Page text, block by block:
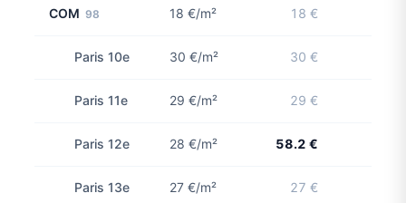
COM 98 18 €/m² 18 €
Paris 10e 30 €/m² 30 €
Paris 11e 29 €/m² 29 €
Paris 12e 28 €/m² 58.2 €
Paris 13e 27 €/m² 27 €